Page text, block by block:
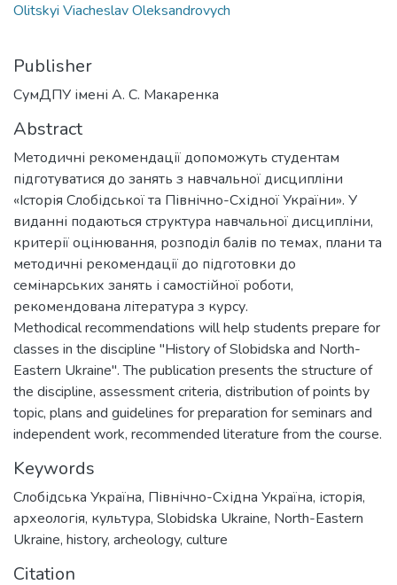
Olitskyi Viacheslav Oleksandrovych
Publisher
CумДПУ імені А. С. Макаренка
Abstract
Методичні рекомендації допоможуть студентам
підготуватися до занять з навчальної дисципліни
«Історія Слобідської та Північно-Східної України». У
виданні подаються структура навчальної дисципліни,
критерії оцінювання, розподіл балів по темах, плани та
методичні рекомендації до підготовки до
семінарських занять і самостійної роботи,
рекомендована література з курсу.
Methodical recommendations will help students prepare for
classes in the discipline "History of Slobidska and North-
Eastern Ukraine". The publication presents the structure of
the discipline, assessment criteria, distribution of points by
topic, plans and guidelines for preparation for seminars and
independent work, recommended literature from the course.
Keywords
Слобідська Україна, Північно-Східна Україна, історія,
археологія, культура, Slobidska Ukraine, North-Eastern
Ukraine, history, archeology, culture
Citation